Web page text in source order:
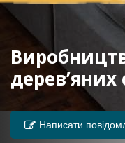
дерев’яних
Написати